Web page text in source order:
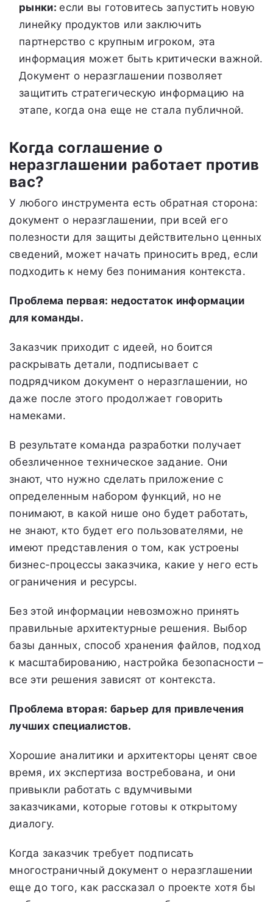
рынки: если вы готовитесь запустить новую
линейку продуктов или заключить
партнерство с крупным игроком, эта
информация может быть критически важной.
Документ о неразглашении позволяет
защитить стратегическую информацию на
этапе, когда она еще не стала публичной.
Когда соглашение о
неразглашении работает против
вас?
У любого инструмента есть обратная сторона:
документ о неразглашении, при всей его
полезности для защиты действительно ценных
сведений, может начать приносить вред, если
подходить к нему без понимания контекста.
Проблема первая: недостаток информации
для команды.
Заказчик приходит с идеей, но боится
раскрывать детали, подписывает с
подрядчиком документ о неразглашении, но
даже после этого продолжает говорить
намеками.
В результате команда разработки получает
обезличенное техническое задание. Они
знают, что нужно сделать приложение с
определенным набором функций, но не
понимают, в какой нише оно будет работать,
не знают, кто будет его пользователями, не
имеют представления о том, как устроены
бизнес-процессы заказчика, какие у него есть
ограничения и ресурсы.
Без этой информации невозможно принять
правильные архитектурные решения. Выбор
базы данных, способ хранения файлов, подход
к масштабированию, настройка безопасности –
все эти решения зависят от контекста.
Проблема вторая: барьер для привлечения
лучших специалистов.
Хорошие аналитики и архитекторы ценят свое
время, их экспертиза востребована, и они
привыкли работать с вдумчивыми
заказчиками, которые готовы к открытому
диалогу.
Когда заказчик требует подписать
многостраничный документ о неразглашении
еще до того, как рассказал о проекте хотя бы